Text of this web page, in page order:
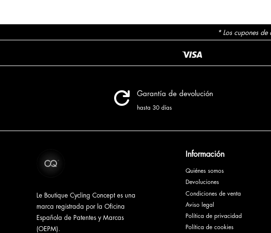
* Los cupones
 Garantía de devolución
hasta 30 días
Le Boutique Cycling Concept es una
marca registrada por la Oficina
Española de Patentes y Marcas
(OEPM).
Información
Quiénes somos
Devoluciones
Condiciones de venta
Aviso legal
Política de privacidad
Política de cookies